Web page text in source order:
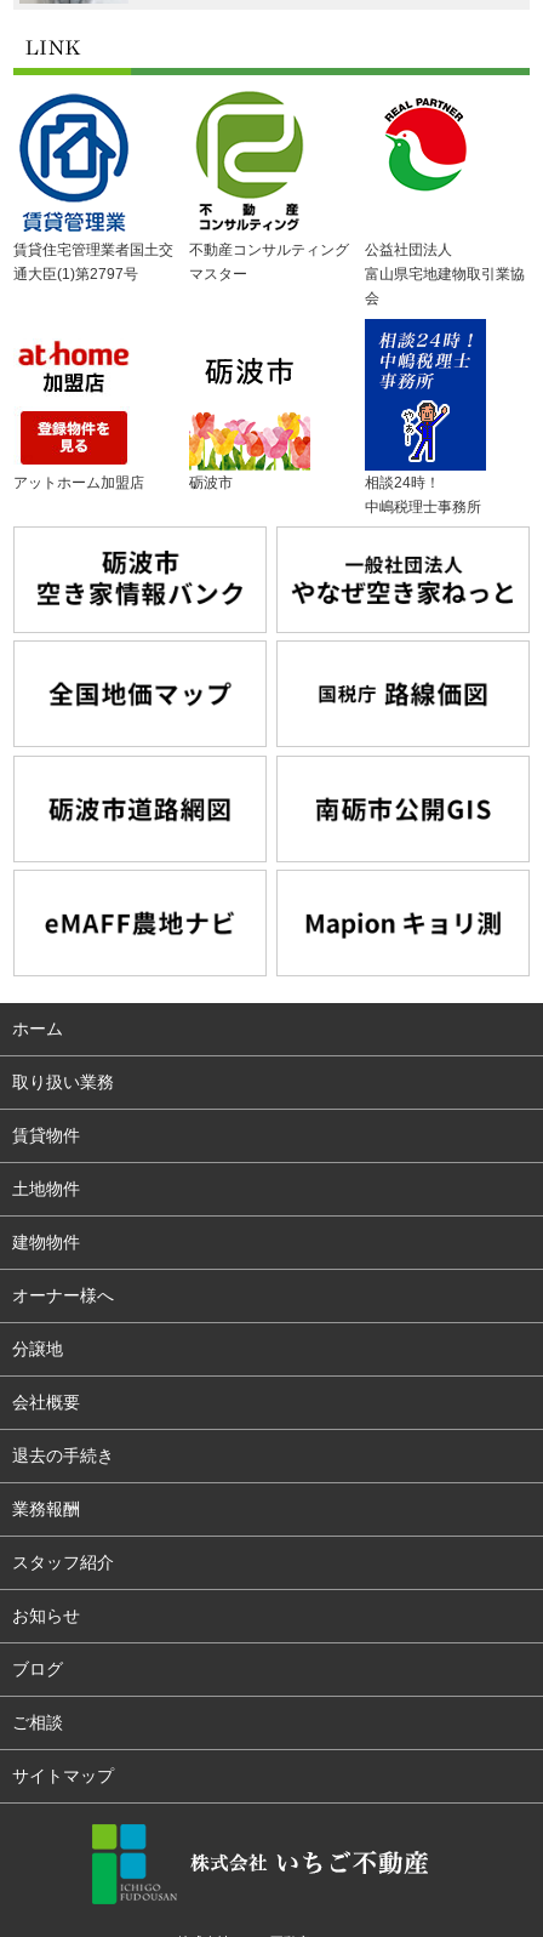
賃貸住宅管理業者国土交
通大臣(1)第2797号
不動産コンサルティング
マスター
公益社団法人
富山県宅地建物取引業協
会
アットホーム加盟店 砺波市
相談24時！
中嶋税理士事務所
ホーム
取り扱い業務
賃貸物件
土地物件
建物物件
オーナー様へ
分譲地
会社概要
退去の手続き
業務報酬
スタッフ紹介
お知らせ
ブログ
ご相談
サイトマップ